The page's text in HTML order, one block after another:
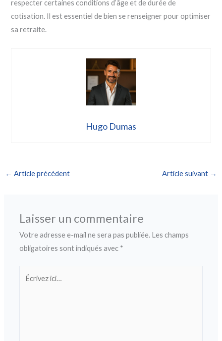
respecter certaines conditions d’âge et de durée de
cotisation. Il est essentiel de bien se renseigner pour optimiser
sa retraite.
Hugo Dumas
← Article précédent Article suivant →
Laisser un commentaire
Votre adresse e-mail ne sera pas publiée. Les champs
obligatoires sont indiqués avec *